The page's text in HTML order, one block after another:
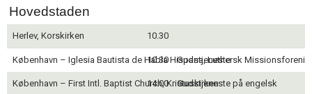
9.0:
Forside
10.0:
Nyheder
11.0:
Kalender
12.0:
Inspiration
13.0:
Værktøjskassen
14.0:
Mission
Hovedstaden
Herlev, Korskirken 10.30
København – Iglesia Bautista de Habla Hispana, Luthersk
10.30 Gudstjeneste
København – First Intl. Baptist Church, Kristuskirken
14.00 Gudstjeneste på engelsk